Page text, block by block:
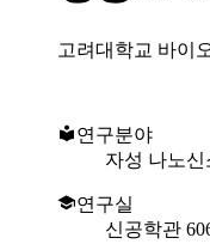
고려대학교 바이
연구분야
자성 나노
연구실
신공학관